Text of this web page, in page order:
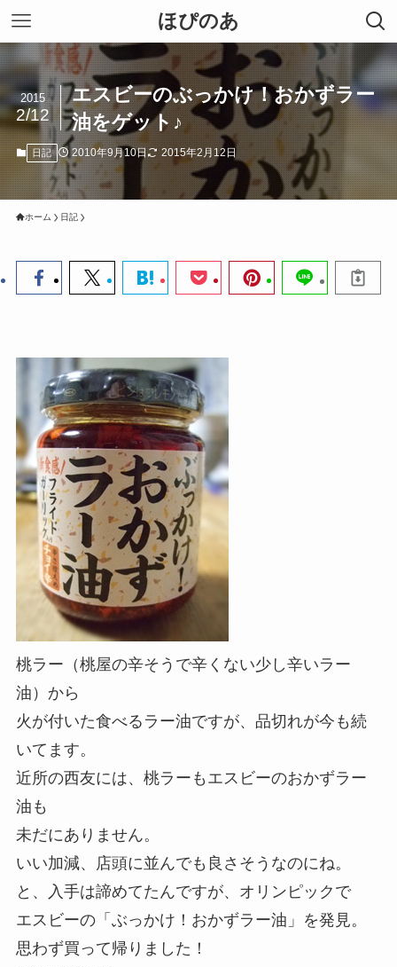
ほぴのあ
エスビーのぶっかけ！おかずラー
油をゲット♪
2015
2/12
日記 2010年9月10日 2015年2月12日
ホーム 日記
桃ラー（桃屋の辛そうで辛くない少し辛いラー
油）から
火が付いた食べるラー油ですが、品切れが今も続
いてます。
近所の西友には、桃ラーもエスビーのおかずラー
油も
未だにありません。
いい加減、店頭に並んでも良さそうなのにね。
と、入手は諦めてたんですが、オリンピックで
エスビーの「ぶっかけ！おかずラー油」を発見。
思わず買って帰りました！